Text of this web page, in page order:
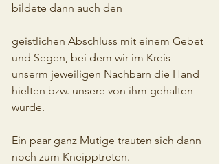
bildete dann auch den
geistlichen Abschluss mit einem Gebet
und Segen, bei dem wir im Kreis
unserm jeweiligen Nachbarn die Hand
hielten bzw. unsere von ihm gehalten
wurde.
Ein paar ganz Mutige trauten sich dann
noch zum Kneipptreten.